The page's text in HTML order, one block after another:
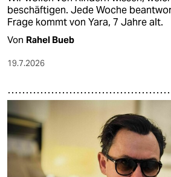
beschäftigen. Jede Woche
Frage kommt von Yara, 7 Jahre alt.
Von Rahel Bueb
19.7.2026